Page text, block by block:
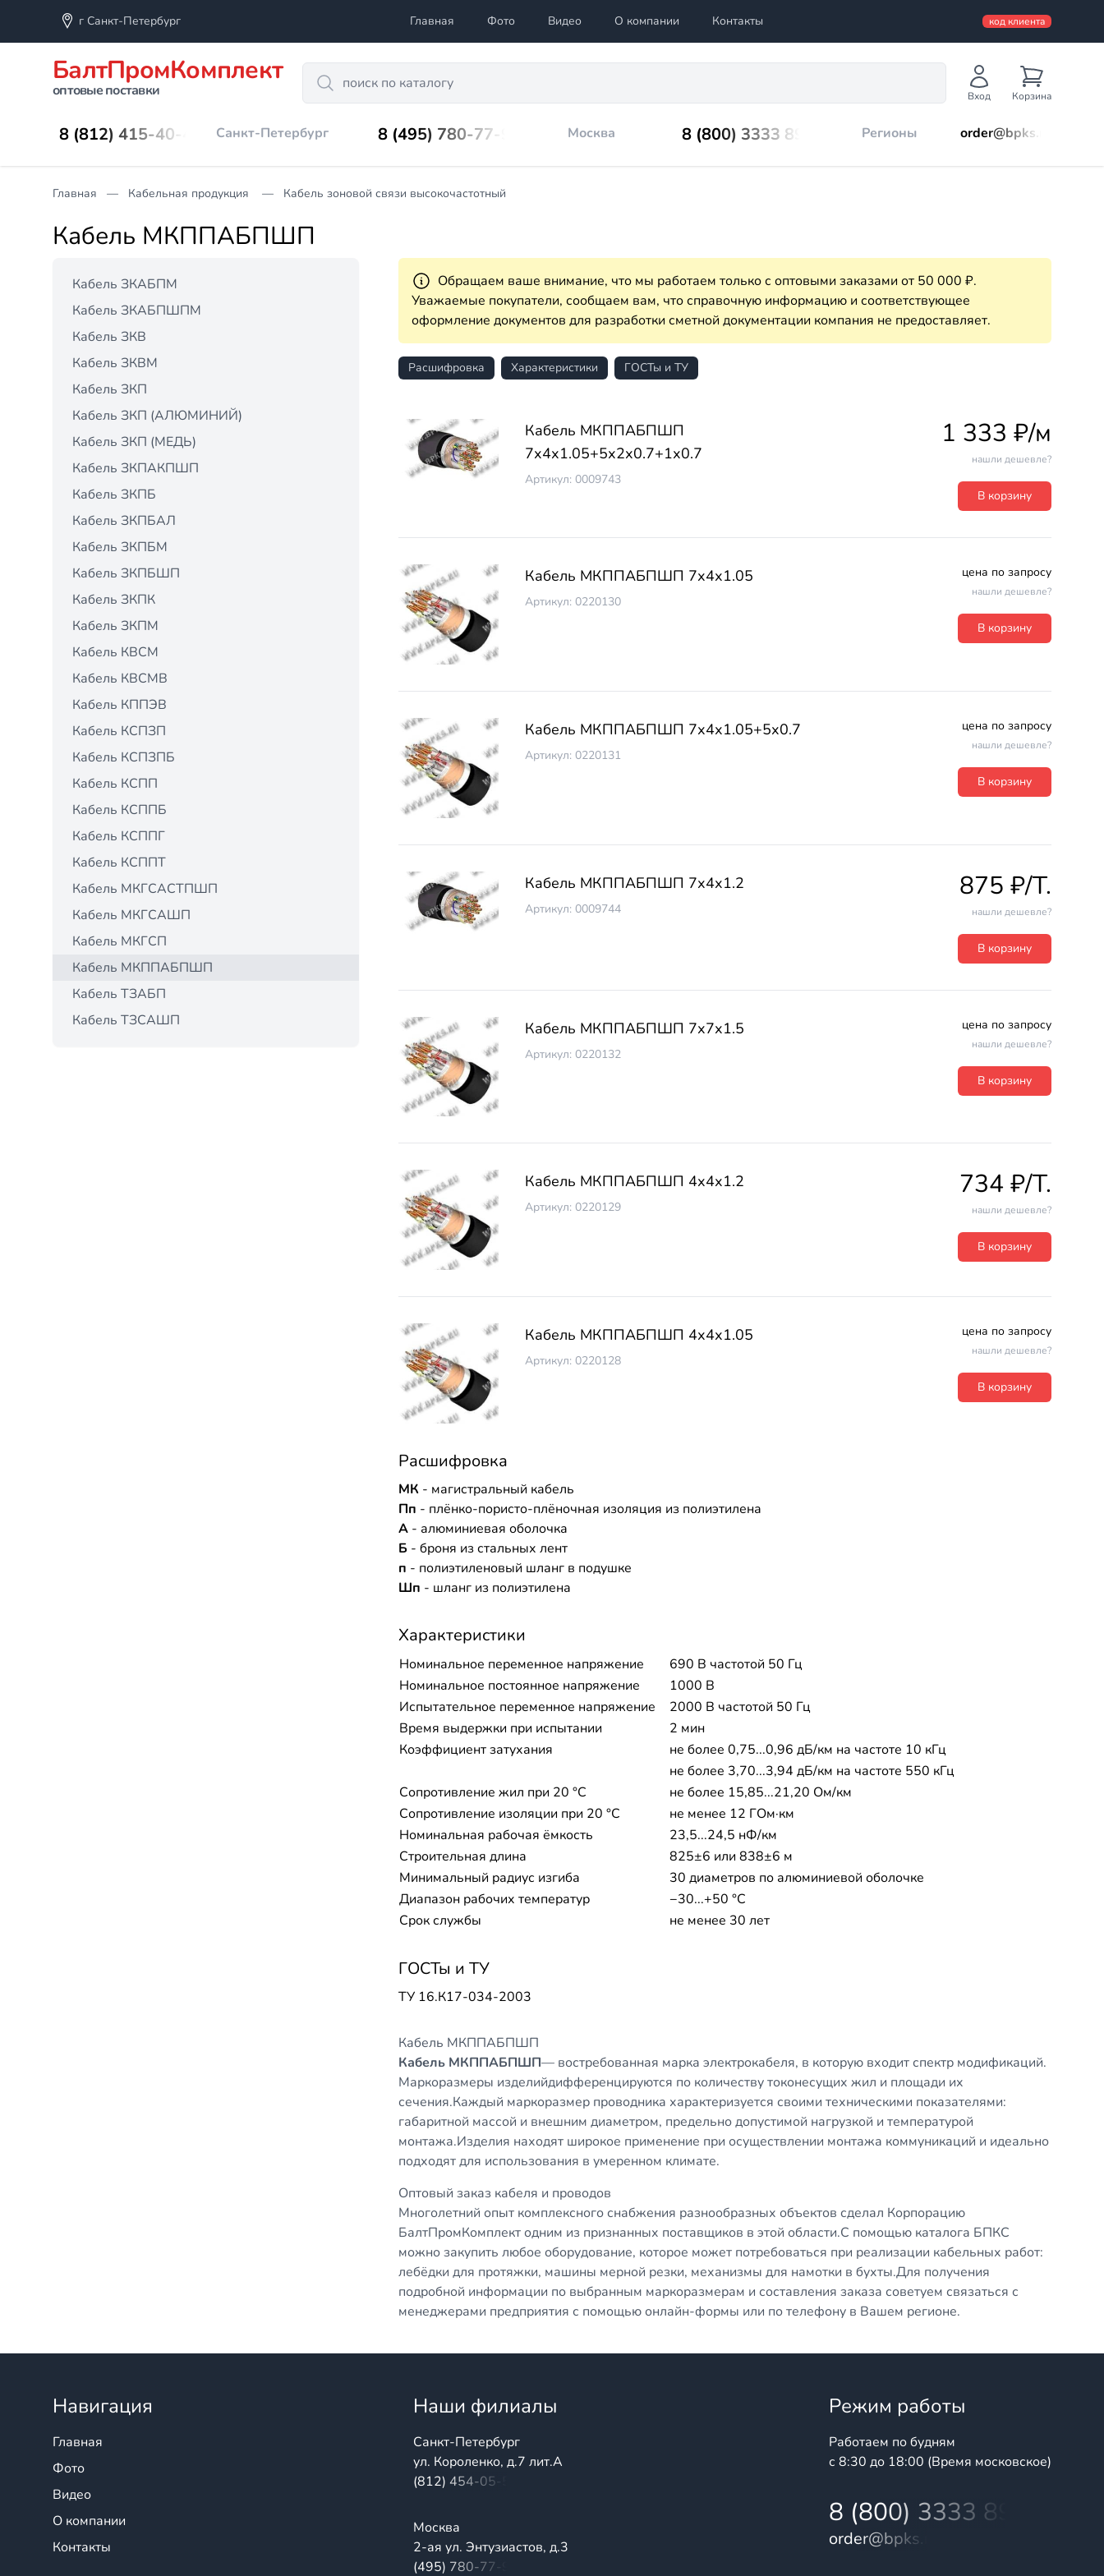
г Санкт-Петербург Главная Фото Видео О компании Контакты код клиента
БалтПромКомплект
оптовые поставки
Search
Вход Корзина
8 (812) 415-40-45 Санкт-Петербург 8 (495) 780-77-98 Москва 8 (800) 3333 899 Регионы order@bpks.ru
Главная Кабельная продукция Кабель зоновой связи высокочастотный
Кабель МКППАБПШП
Кабель ЗКАБПМ
Кабель ЗКАБПШПМ
Кабель ЗКВ
Кабель ЗКВМ
Кабель ЗКП
Кабель ЗКП (АЛЮМИНИЙ)
Кабель ЗКП (МЕДЬ)
Кабель ЗКПАКПШП
Кабель ЗКПБ
Кабель ЗКПБАЛ
Кабель ЗКПБМ
Кабель ЗКПБШП
Кабель ЗКПК
Кабель ЗКПМ
Кабель КВСМ
Кабель КВСМВ
Кабель КППЭВ
Кабель КСПЗП
Кабель КСПЗПБ
Кабель КСПП
Кабель КСППБ
Кабель КСППГ
Кабель КСППТ
Кабель МКГСАСТПШП
Кабель МКГСАШП
Кабель МКГСП
Кабель МКППАБПШП
Кабель ТЗАБП
Кабель ТЗСАШП
Обращаем ваше внимание, что мы работаем только с оптовыми заказами от 50 000 ₽.
Уважаемые покупатели, сообщаем вам, что справочную информацию и соответствующее
оформление документов для разработки сметной документации компания не предоставляет.
Расшифровка Характеристики ГОСТы и ТУ
Кабель МКППАБПШП
7х4х1.05+5х2х0.7+1х0.7
Артикул: 0009743
1 333 ₽/м
нашли дешевле?
В корзину
Кабель МКППАБПШП 7х4х1.05
Артикул: 0220130
цена по запросу
нашли дешевле?
В корзину
Кабель МКППАБПШП 7х4х1.05+5х0.7
Артикул: 0220131
цена по запросу
нашли дешевле?
В корзину
Кабель МКППАБПШП 7х4х1.2
Артикул: 0009744
875 ₽/T.
нашли дешевле?
В корзину
Кабель МКППАБПШП 7х7х1.5
Артикул: 0220132
цена по запросу
нашли дешевле?
В корзину
Кабель МКППАБПШП 4х4х1.2
Артикул: 0220129
734 ₽/T.
нашли дешевле?
В корзину
Кабель МКППАБПШП 4х4х1.05
Артикул: 0220128
цена по запросу
нашли дешевле?
В корзину
Расшифровка
МК - магистральный кабель
Пп - плёнко-пористо-плёночная изоляция из полиэтилена
А - алюминиевая оболочка
Б - броня из стальных лент
п - полиэтиленовый шланг в подушке
Шп - шланг из полиэтилена
Характеристики
Номинальное переменное напряжение
690 В частотой 50 Гц
Номинальное постоянное напряжение
1000 В
Испытательное переменное напряжение
2000 В частотой 50 Гц
Время выдержки при испытании
2 мин
Коэффициент затухания
не более 0,75...0,96 дБ/км на частоте 10 кГц
не более 3,70...3,94 дБ/км на частоте 550 кГц
Сопротивление жил при 20 °С
не более 15,85...21,20 Ом/км
Сопротивление изоляции при 20 °С
не менее 12 ГОм·км
Номинальная рабочая ёмкость
23,5...24,5 нФ/км
Строительная длина
825±6 или 838±6 м
Минимальный радиус изгиба
30 диаметров по алюминиевой оболочке
Диапазон рабочих температур
−30...+50 °C
Срок службы
не менее 30 лет
ГОСТы и ТУ
ТУ 16.К17-034-2003
Кабель МКППАБПШП
Кабель МКППАБПШП— востребованная марка электрокабеля, в которую входит спектр модификаций.
Маркоразмеры изделийдифференцируются по количеству токонесущих жил и площади их
сечения.Каждый маркоразмер проводника характеризуется своими техническими показателями:
габаритной массой и внешним диаметром, предельно допустимой нагрузкой и температурой
монтажа.Изделия находят широкое применение при осуществлении монтажа коммуникаций и идеально
подходят для использования в умеренном климате.
Оптовый заказ кабеля и проводов
Многолетний опыт комплексного снабжения разнообразных объектов сделал Корпорацию
БалтПромКомплект одним из признанных поставщиков в этой области.С помощью каталога БПКС
можно закупить любое оборудование, которое может потребоваться при реализации кабельных работ:
лебёдки для протяжки, машины мерной резки, механизмы для намотки в бухты.Для получения
подробной информации по выбранным маркоразмерам и составления заказа советуем связаться с
менеджерами предприятия с помощью онлайн-формы или по телефону в Вашем регионе.
Навигация
Главная
Фото
Видео
О компании
Контакты
Наши филиалы
Санкт-Петербург
ул. Короленко, д.7 лит.А
(812) 454-05-54
Москва
2-ая ул. Энтузиастов, д.3
(495) 780-77-98
Режим работы
Работаем по будням
с 8:30 до 18:00 (Время московское)
8 (800) 3333 899
order@bpks.ru